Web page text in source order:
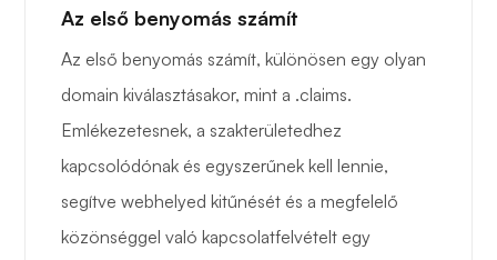
Az első benyomás számít
Az első benyomás számít, különösen egy olyan
domain kiválasztásakor, mint a .claims.
Emlékezetesnek, a szakterületedhez
kapcsolódónak és egyszerűnek kell lennie,
segítve webhelyed kitűnését és a megfelelő
közönséggel való kapcsolatfelvételt egy